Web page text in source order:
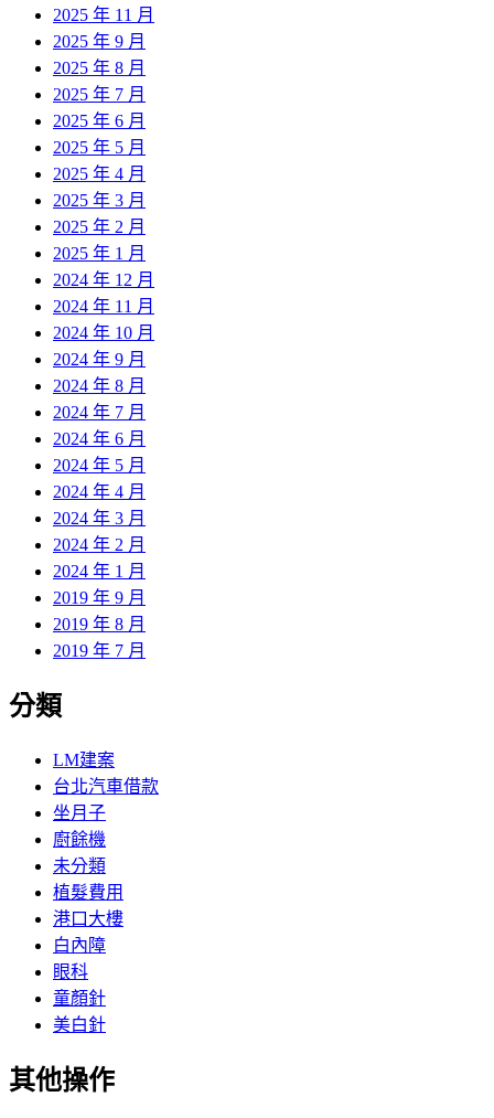
2025 年 11 月
2025 年 9 月
2025 年 8 月
2025 年 7 月
2025 年 6 月
2025 年 5 月
2025 年 4 月
2025 年 3 月
2025 年 2 月
2025 年 1 月
2024 年 12 月
2024 年 11 月
2024 年 10 月
2024 年 9 月
2024 年 8 月
2024 年 7 月
2024 年 6 月
2024 年 5 月
2024 年 4 月
2024 年 3 月
2024 年 2 月
2024 年 1 月
2019 年 9 月
2019 年 8 月
2019 年 7 月
分類
LM建案
台北汽車借款
坐月子
廚餘機
未分類
植髮費用
港口大樓
白內障
眼科
童顏針
美白針
其他操作